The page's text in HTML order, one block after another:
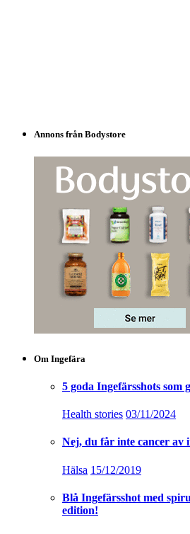
Annons från Bodystore
Om Ingefära
5 goda Ingefärsshots som
Health stories 03/11/2024
Nej, du får inte cancer av
Hälsa 15/12/2019
Blå Ingefärsshot med
edition!